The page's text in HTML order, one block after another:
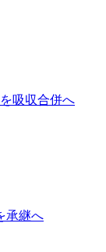
吸収合併へ
承継へ